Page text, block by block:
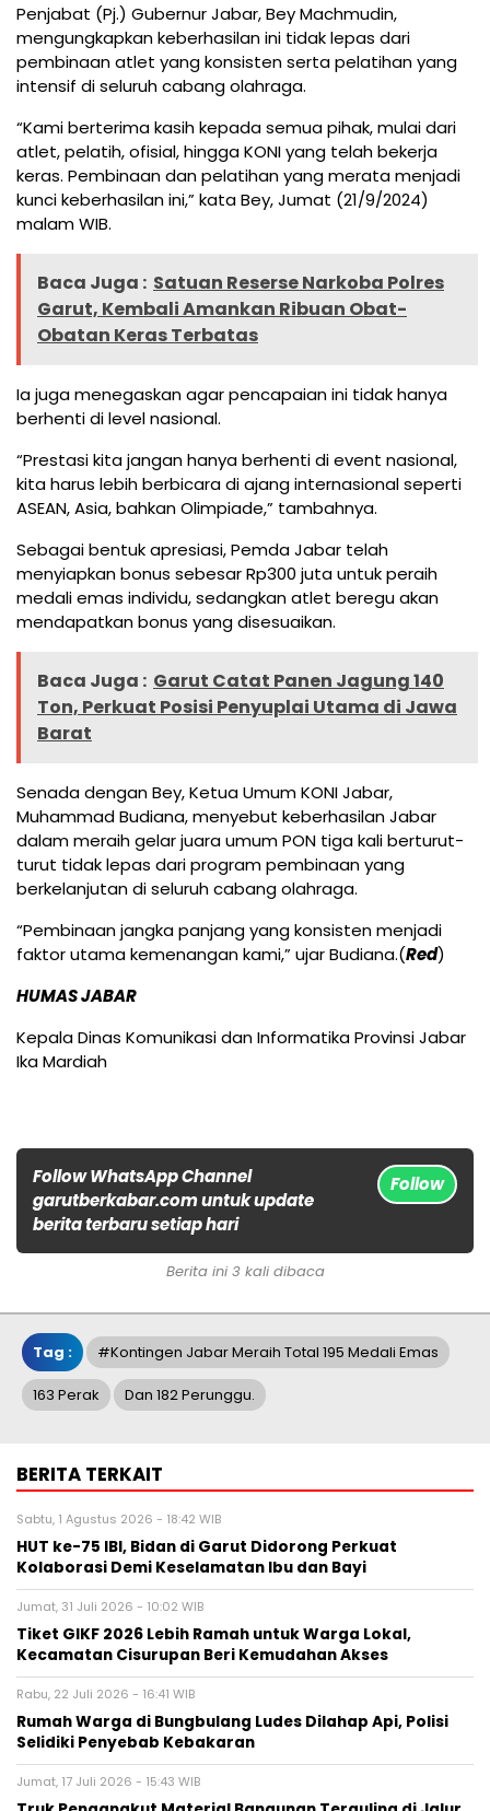
Penjabat (Pj.) Gubernur Jabar, Bey Machmudin,
mengungkapkan keberhasilan ini tidak lepas dari
pembinaan atlet yang konsisten serta pelatihan yang
intensif di seluruh cabang olahraga.
“Kami berterima kasih kepada semua pihak, mulai dari
atlet, pelatih, ofisial, hingga KONI yang telah bekerja
keras. Pembinaan dan pelatihan yang merata menjadi
kunci keberhasilan ini,” kata Bey, Jumat (21/9/2024)
malam WIB.
Baca Juga : Satuan Reserse Narkoba Polres
Garut, Kembali Amankan Ribuan Obat-
Obatan Keras Terbatas
Ia juga menegaskan agar pencapaian ini tidak hanya
berhenti di level nasional.
“Prestasi kita jangan hanya berhenti di event nasional,
kita harus lebih berbicara di ajang internasional seperti
ASEAN, Asia, bahkan Olimpiade,” tambahnya.
Sebagai bentuk apresiasi, Pemda Jabar telah
menyiapkan bonus sebesar Rp300 juta untuk peraih
medali emas individu, sedangkan atlet beregu akan
mendapatkan bonus yang disesuaikan.
Baca Juga : Garut Catat Panen Jagung 140
Ton, Perkuat Posisi Penyuplai Utama di Jawa
Barat
Senada dengan Bey, Ketua Umum KONI Jabar,
Muhammad Budiana, menyebut keberhasilan Jabar
dalam meraih gelar juara umum PON tiga kali berturut-
turut tidak lepas dari program pembinaan yang
berkelanjutan di seluruh cabang olahraga.
“Pembinaan jangka panjang yang konsisten menjadi
faktor utama kemenangan kami,” ujar Budiana.(Red)
HUMAS JABAR
Kepala Dinas Komunikasi dan Informatika Provinsi Jabar
Ika Mardiah
Follow WhatsApp Channel
garutberkabar.com untuk update
berita terbaru setiap hari
Follow
Berita ini 3 kali dibaca
Tag : #Kontingen Jabar Meraih Total 195 Medali Emas
163 Perak Dan 182 Perunggu.
BERITA TERKAIT
Sabtu, 1 Agustus 2026 - 18:42 WIB
HUT ke-75 IBI, Bidan di Garut Didorong Perkuat
Kolaborasi Demi Keselamatan Ibu dan Bayi
Jumat, 31 Juli 2026 - 10:02 WIB
Tiket GIKF 2026 Lebih Ramah untuk Warga Lokal,
Kecamatan Cisurupan Beri Kemudahan Akses
Rabu, 22 Juli 2026 - 16:41 WIB
Rumah Warga di Bungbulang Ludes Dilahap Api, Polisi
Selidiki Penyebab Kebakaran
Jumat, 17 Juli 2026 - 15:43 WIB